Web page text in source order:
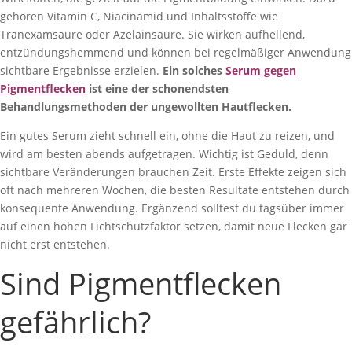
gehören Vitamin C, Niacinamid und Inhaltsstoffe wie
Tranexamsäure oder Azelainsäure. Sie wirken aufhellend,
entzündungshemmend und können bei regelmäßiger Anwendung
sichtbare Ergebnisse erzielen. Ein solches Serum gegen
Pigmentflecken ist eine der schonendsten
Behandlungsmethoden der ungewollten Hautflecken.
Ein gutes Serum zieht schnell ein, ohne die Haut zu reizen, und
wird am besten abends aufgetragen. Wichtig ist Geduld, denn
sichtbare Veränderungen brauchen Zeit. Erste Effekte zeigen sich
oft nach mehreren Wochen, die besten Resultate entstehen durch
konsequente Anwendung. Ergänzend solltest du tagsüber immer
auf einen hohen Lichtschutzfaktor setzen, damit neue Flecken gar
nicht erst entstehen.
Sind Pigmentflecken
gefährlich?